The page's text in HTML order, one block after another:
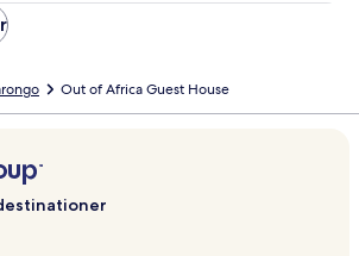
Out of Africa Guest House